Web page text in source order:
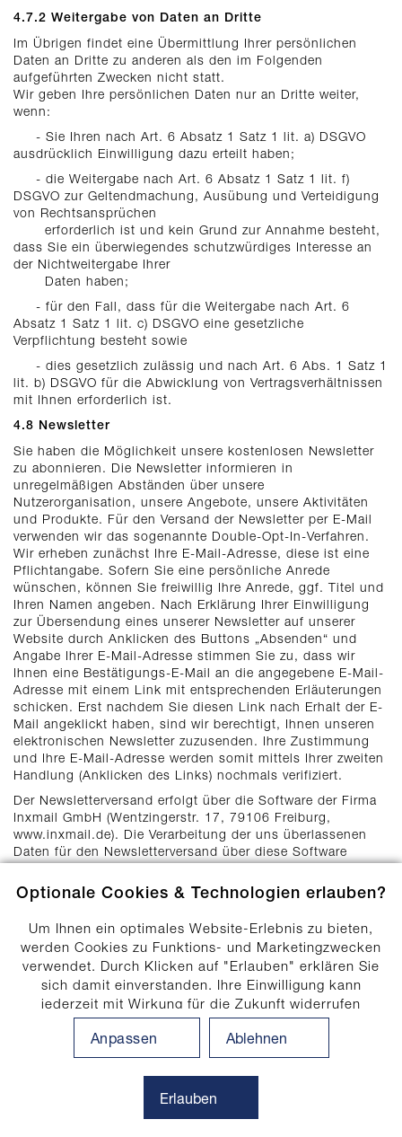
Optionale Cookies & Technologien erlauben?
Um Ihnen ein optimales Website-Erlebnis zu bieten,
werden Cookies zu Funktions- und Marketingzwecken
verwendet. Durch Klicken auf "Erlauben" erklären Sie
sich damit einverstanden. Ihre Einwilligung kann
jederzeit mit Wirkung für die Zukunft widerrufen
werden. Ihre Einwilligungs-Einstellungen können durch
Klicken auf "Anpassen" angepasst werden. Weitere
Informationen finden Sie in unserem
Datenschutzhinweis
Anpassen Ablehnen
Erlauben
4.7.2 Weitergabe von Daten an Dritte
Im Übrigen findet eine Übermittlung Ihrer persönlichen
Daten an Dritte zu anderen als den im Folgenden
aufgeführten Zwecken nicht statt.
Wir geben Ihre persönlichen Daten nur an Dritte weiter,
wenn:
- Sie Ihren nach Art. 6 Absatz 1 Satz 1 lit. a) DSGVO
ausdrücklich Einwilligung dazu erteilt haben;
- die Weitergabe nach Art. 6 Absatz 1 Satz 1 lit. f)
DSGVO zur Geltendmachung, Ausübung und Verteidigung
von Rechtsansprüchen
erforderlich ist und kein Grund zur Annahme besteht,
dass Sie ein überwiegendes schutzwürdiges Interesse an
der Nichtweitergabe Ihrer
Daten haben;
- für den Fall, dass für die Weitergabe nach Art. 6
Absatz 1 Satz 1 lit. c) DSGVO eine gesetzliche
Verpflichtung besteht sowie
- dies gesetzlich zulässig und nach Art. 6 Abs. 1 Satz 1
lit. b) DSGVO für die Abwicklung von Vertragsverhältnissen
mit Ihnen erforderlich ist.
4.8 Newsletter
Sie haben die Möglichkeit unsere kostenlosen Newsletter
zu abonnieren. Die Newsletter informieren in
unregelmäßigen Abständen über unsere
Nutzerorganisation, unsere Angebote, unsere Aktivitäten
und Produkte. Für den Versand der Newsletter per E-Mail
verwenden wir das sogenannte Double-Opt-In-Verfahren.
Wir erheben zunächst Ihre E-Mail-Adresse, diese ist eine
Pflichtangabe. Sofern Sie eine persönliche Anrede
wünschen, können Sie freiwillig Ihre Anrede, ggf. Titel und
Ihren Namen angeben. Nach Erklärung Ihrer Einwilligung
zur Übersendung eines unserer Newsletter auf unserer
Website durch Anklicken des Buttons „Absenden“ und
Angabe Ihrer E-Mail-Adresse stimmen Sie zu, dass wir
Ihnen eine Bestätigungs-E-Mail an die angegebene E-Mail-
Adresse mit einem Link mit entsprechenden Erläuterungen
schicken. Erst nachdem Sie diesen Link nach Erhalt der E-
Mail angeklickt haben, sind wir berechtigt, Ihnen unseren
elektronischen Newsletter zuzusenden. Ihre Zustimmung
und Ihre E-Mail-Adresse werden somit mittels Ihrer zweiten
Handlung (Anklicken des Links) nochmals verifiziert.
Der Newsletterversand erfolgt über die Software der Firma
Inxmail GmbH (Wentzingerstr. 17, 79106 Freiburg,
www.inxmail.de). Die Verarbeitung der uns überlassenen
Daten für den Newsletterversand über diese Software
erfolgt ausschließlich zum Zweck des Versandes der
Newsletter und entspricht den gesetzlichen Bestimmungen
der DSGVO. Die Datenschutzbestimmungen des
https://www.inxmail.de/datenschutz. Diese Weitergabe
erfolgt gemäß Art. 6 Abs. 1 lit. f DSGVO und dient
unserem berechtigten Interesse an der Verwendung eines
sicheren und nutzerfreundlichen Newslettersystems. Wir
haben mit Inxmail einen Auftragsverarbeitungsvertrag
abgeschlossen, in welchem wir Inxmail verpflichten, die
Daten unserer Kunden zu schützen und sie nicht an Dritte
weiterzugeben. Sofern Sie sich für einen oder mehrere
unserer Newsletter angemeldet haben, haben Sie somit die
folgende Einwilligungserklärung abgegeben, welche wir zu
Ihrer Information nochmals wiedergeben: